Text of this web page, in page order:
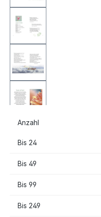
Anzahl
Bis 24
Bis 49
Bis 99
Bis 249